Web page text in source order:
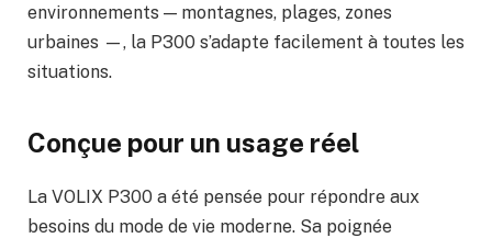
environnements — montagnes, plages, zones
urbaines —, la P300 s’adapte facilement à toutes les
situations.
Conçue pour un usage réel
La VOLIX P300 a été pensée pour répondre aux
besoins du mode de vie moderne. Sa poignée